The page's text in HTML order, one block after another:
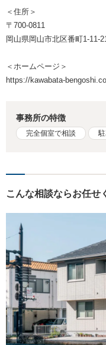
＜住所＞
〒700-0811
岡山県岡山市北区番町1-11-
＜ホームページ＞
https://kawabata-
事務所の特徴
完全個室で相談
こんな相談ならお任せ